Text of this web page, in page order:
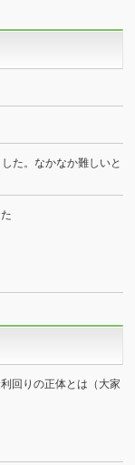
た。なかなか難しいと
回りの正体とは（大家